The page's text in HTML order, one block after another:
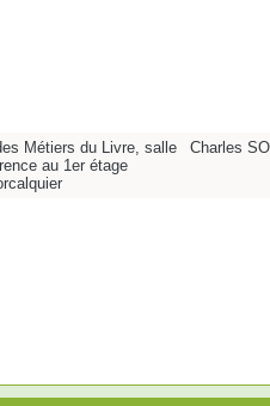
Métiers du Livre, salle
au 1er étage
Charles